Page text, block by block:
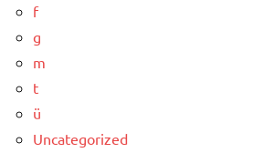
f
g
m
t
ü
Uncategorized